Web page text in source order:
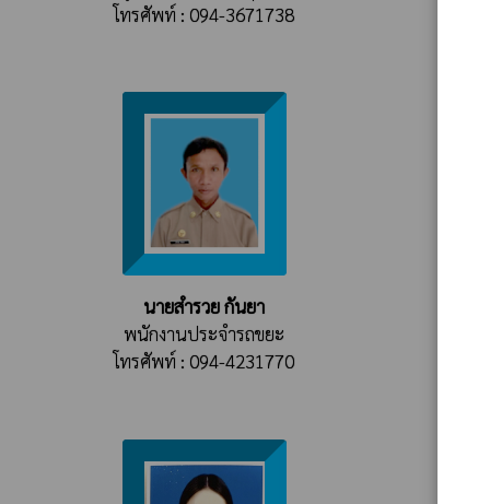
โทรศัพท์ : 094-3671738
นายสำรวย กันยา
พนักงานประจำรถขยะ
โทรศัพท์ : 094-4231770